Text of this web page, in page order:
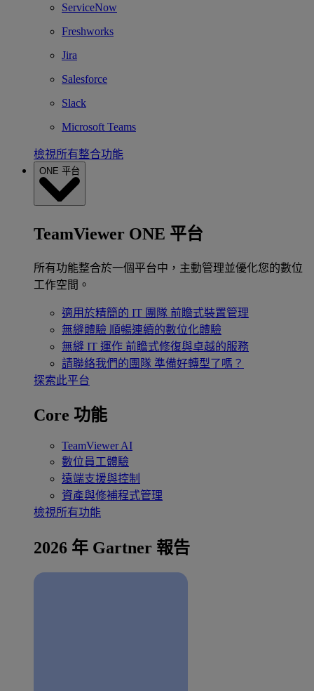
ServiceNow
Freshworks
Jira
Salesforce
Slack
Microsoft Teams
檢視所有整合功能
ONE 平台
TeamViewer ONE 平台
所有功能整合於一個平台中，主動管理並優化您的數位
工作空間。
適用於精簡的 IT 團隊 前瞻式裝置管理
無縫體驗 順暢連續的數位化體驗
無縫 IT 運作 前瞻式修復與卓越的服務
請聯絡我們的團隊 準備好轉型了嗎？
探索此平台
Core 功能
TeamViewer AI
數位員工體驗
遠端支援與控制
資產與修補程式管理
檢視所有功能
2026 年 Gartner 報告